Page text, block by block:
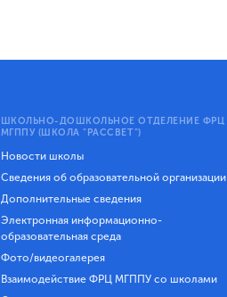
ШКОЛЬНО-ДОШКОЛЬНОЕ ОТДЕЛЕНИЕ ФРЦ
МГППУ (ШКОЛА "РАССВЕТ")
Новости школы
Сведения об образовательной организации
Дополнительные сведения
Электронная информационно-
образовательная среда
Фото/видеогалерея
Взаимодействие ФРЦ МГППУ со школами